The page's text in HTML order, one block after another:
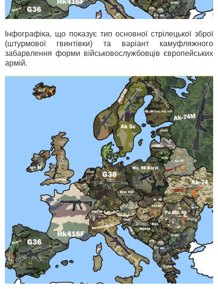
Інфографіка, що показує тип основної стрілецької зброї
(штурмової гвинтівки) та варіант камуфляжного
забарвлення форми військовослужбовців європейських
армій.